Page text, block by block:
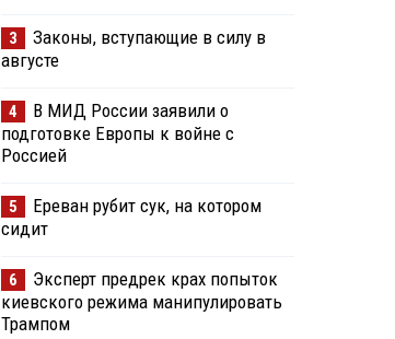
3
Законы, вступающие в силу в
августе
4
В МИД России заявили о
подготовке Европы к войне с
Россией
5
Ереван рубит сук, на котором
сидит
6
Эксперт предрек крах попыток
киевского режима манипулировать
Трампом